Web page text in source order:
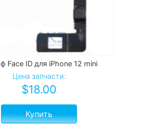
Face ID для iPhone 12 mini
Цена запчасти:
$18.00
Купить